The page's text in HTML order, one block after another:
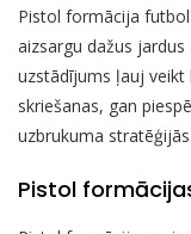
Pistol formācija
aizsargu dažus
uzstādījums ļauj
skriešanas, gan
uzbrukuma stratēģijās.
Pistol